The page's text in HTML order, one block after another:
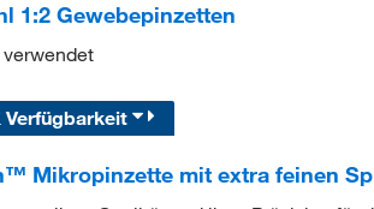
1:2 Gewebepinzetten
Verfügbarkeit
Mikropinzette mit extra feinen